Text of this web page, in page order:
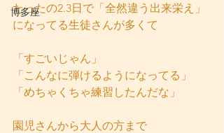
博多座
たったの2.3日で「全然違う出来栄え」
になってる生徒さんが多くて
「すごいじゃん」
「こんなに弾けるようになってる」
「めちゃくちゃ練習したんだな」
園児さんから大人の方まで